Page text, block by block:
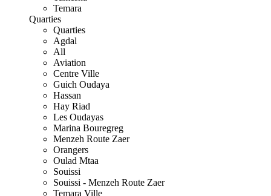
Temara
Quarties
Quarties
Agdal
All
Aviation
Centre Ville
Guich Oudaya
Hassan
Hay Riad
Les Oudayas
Marina Bouregreg
Menzeh Route Zaer
Orangers
Oulad Mtaa
Souissi
Souissi - Menzeh Route Zaer
Temara Ville